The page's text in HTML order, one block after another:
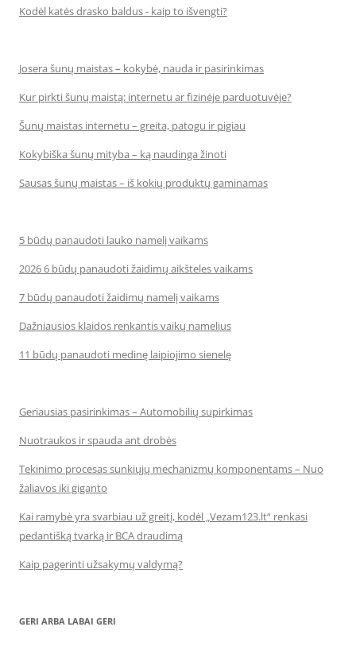
Kodėl katės drasko baldus - kaip to išvengti?
Josera šunų maistas – kokybė, nauda ir pasirinkimas
Kur pirkti šunų maistą: internetu ar fizinėje parduotuvėje?
Šunų maistas internetu – greita, patogu ir pigiau
Kokybiška šunų mityba – ką naudinga žinoti
Sausas šunų maistas – iš kokių produktų gaminamas
5 būdų panaudoti lauko namelį vaikams
2026 6 būdų panaudoti žaidimų aikšteles vaikams
7 būdų panaudoti žaidimų namelį vaikams
Dažniausios klaidos renkantis vaikų namelius
11 būdų panaudoti medinę laipiojimo sienelę
Geriausias pasirinkimas – Automobilių supirkimas
Nuotraukos ir spauda ant drobės
Tekinimo procesas sunkiųjų mechanizmų komponentams – Nuo
žaliavos iki giganto
Kai ramybė yra svarbiau už greitį, kodėl „Vezam123.lt“ renkasi
pedantišką tvarką ir BCA draudimą
Kaip pagerinti užsakymų valdymą?
GERI ARBA LABAI GERI